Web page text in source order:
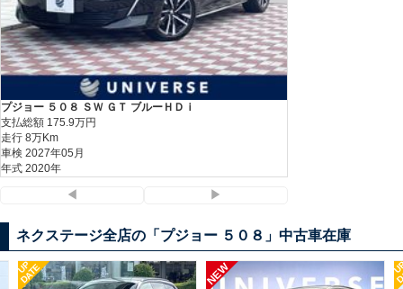
プジョー ５０８ ＳＷ ＧＴ ブルーＨＤｉ
支払総額 175.9万円
走行 8万Km
車検 2027年05月
年式 2020年
◀ ▶
ネクステージ全店の「プジョー ５０８」中古車在庫
UP
DATE NEW